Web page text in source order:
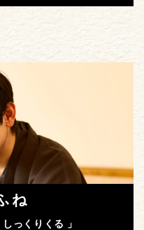
ね
っくりくる 」